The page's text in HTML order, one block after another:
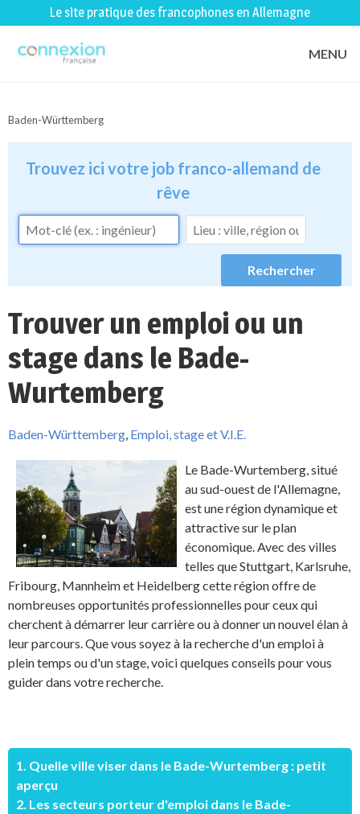
Le site pratique des francophones en Allemagne
MENU
Baden-Württemberg
Trouvez ici votre job franco-allemand de
rêve
Trouver un emploi ou un
stage dans le Bade-
Wurtemberg
Baden-Württemberg, Emploi, stage et V.I.E.
Le Bade-Wurtemberg, situé
au sud-ouest de l'Allemagne,
est une région dynamique et
attractive sur le plan
économique. Avec des villes
telles que Stuttgart, Karlsruhe,
Fribourg, Mannheim et Heidelberg cette région offre de
nombreuses opportunités professionnelles pour ceux qui
cherchent à démarrer leur carrière ou à donner un nouvel élan à
leur parcours. Que vous soyez à la recherche d'un emploi à
plein temps ou d'un stage, voici quelques conseils pour vous
guider dans votre recherche.
1. Quelle ville viser dans le Bade-Wurtemberg : petit
aperçu
2. Les secteurs porteur d'emploi dans le Bade-